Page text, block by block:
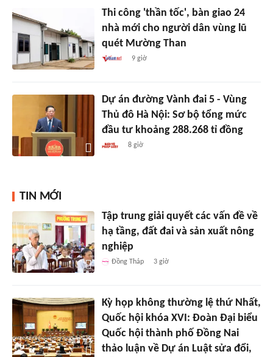
Thi công 'thần tốc', bàn giao 24
nhà mới cho người dân vùng lũ
quét Mường Than
9 giờ
Dự án đường Vành đai 5 - Vùng
Thủ đô Hà Nội: Sơ bộ tổng mức
đầu tư khoảng 288.268 tỉ đồng
8 giờ
TIN MỚI
Tập trung giải quyết các vấn đề về
hạ tầng, đất đai và sản xuất nông
nghiệp
Đồng Tháp 3 giờ
Kỳ họp không thường lệ thứ Nhất,
Quốc hội khóa XVI: Đoàn Đại biểu
Quốc hội thành phố Đồng Nai
thảo luận về Dự án Luật sửa đổi,